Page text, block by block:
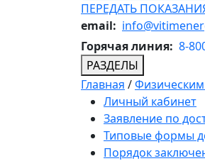
ПЕРЕДАТЬ
email:
Горячая линия: 8-
РАЗДЕЛЫ
Главная /
Личный кабинет
Заявление по
Типовые формы
Порядок